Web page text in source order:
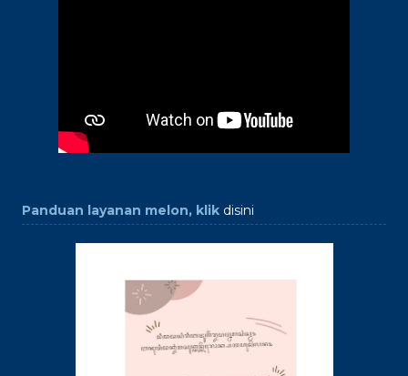
Panduan layanan melon, klik disini